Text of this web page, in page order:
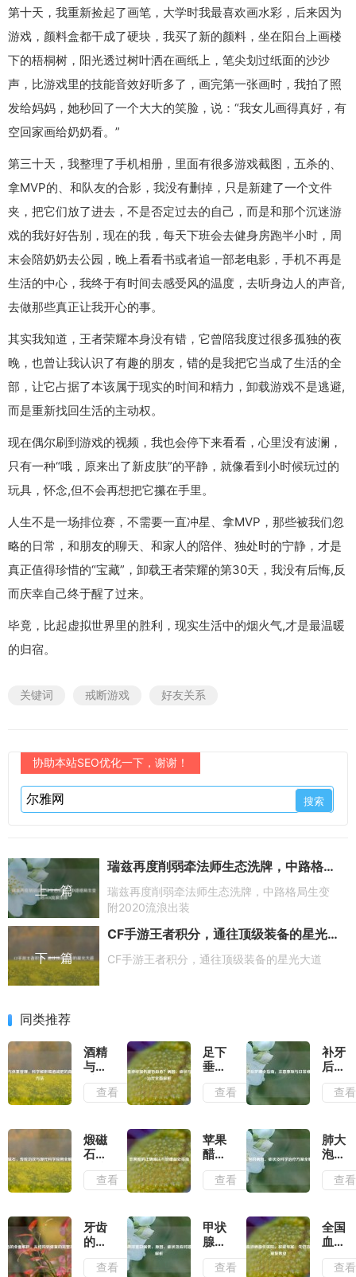
第十天，我重新捡起了画笔，大学时我最喜欢画水彩，后来因为
游戏，颜料盒都干成了硬块，我买了新的颜料，坐在阳台上画楼
下的梧桐树，阳光透过树叶洒在画纸上，笔尖划过纸面的沙沙
声，比游戏里的技能音效好听多了，画完第一张画时，我拍了照
发给妈妈，她秒回了一个大大的笑脸，说：“我女儿画得真好，有
空回家画给奶奶看。”
第三十天，我整理了手机相册，里面有很多游戏截图，五杀的、
拿MVP的、和队友的合影，我没有删掉，只是新建了一个文件
夹，把它们放了进去，不是否定过去的自己，而是和那个沉迷游
戏的我好好告别，现在的我，每天下班会去健身房跑半小时，周
末会陪奶奶去公园，晚上看看书或者追一部老电影，手机不再是
生活的中心，我终于有时间去感受风的温度，去听身边人的声音,
去做那些真正让我开心的事。
其实我知道，王者荣耀本身没有错，它曾陪我度过很多孤独的夜
晚，也曾让我认识了有趣的朋友，错的是我把它当成了生活的全
部，让它占据了本该属于现实的时间和精力，卸载游戏不是逃避,
而是重新找回生活的主动权。
现在偶尔刷到游戏的视频，我也会停下来看看，心里没有波澜，
只有一种“哦，原来出了新皮肤”的平静，就像看到小时候玩过的
玩具，怀念,但不会再想把它攥在手里。
人生不是一场排位赛，不需要一直冲星、拿MVP，那些被我们忽
略的日常，和朋友的聊天、和家人的陪伴、独处时的宁静，才是
真正值得珍惜的“宝藏”，卸载王者荣耀的第30天，我没有后悔,反
而庆幸自己终于醒了过来。
毕竟，比起虚拟世界里的胜利，现实生活中的烟火气,才是最温暖
的归宿。
关键词 戒断游戏 好友关系
协助本站SEO优化一下，谢谢！
上一篇
瑞兹再度削弱牵法师生态洗牌，中路格局生变附2020流浪出装
瑞兹再度削弱牵法师生态洗牌，中路格局生变
附2020流浪出装
下一篇
CF手游王者积分，通往顶级装备的星光大道
CF手游王者积分，通往顶级装备的星光大道
同类推荐
酒精
与体
重管
理，
喝酒
减肥
相与
方法
查看
足下
垂神
经损
伤能
病
因、
与康
复治
面解
析
查看
补牙
后护
理全
事项
与日
查看
煅磁
石，
传统
功效
学应
用全
查看
苹果
醋的
正确
喝法
处指
南
查看
肺大
泡的
病
因、
学治
疗方
解析
查看
牙齿
的全
面解
析，
查看
甲状
腺球
蛋白
查看
全国
血液
病最
佳医
查看